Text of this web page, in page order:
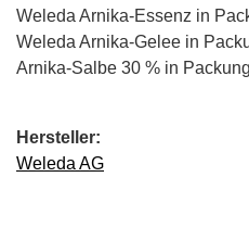
Weleda Arnika-Essenz in
Weleda Arnika-Gelee in
Arnika-Salbe 30 % in
Hersteller:
Weleda AG